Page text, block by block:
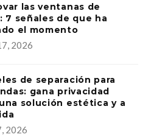
las ventanas de
7 señales de que ha
el momento
2026
de separación para
gana privacidad
solución estética y a
2026